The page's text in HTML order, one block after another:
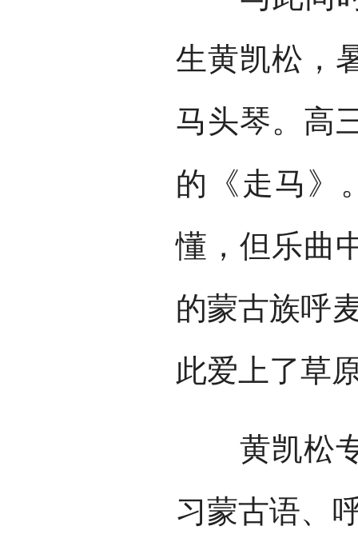
生黄凯松，
马头琴。高
的《走马》
懂，但乐曲
的蒙古族呼
此爱上了草
黄凯松专
习蒙古语、